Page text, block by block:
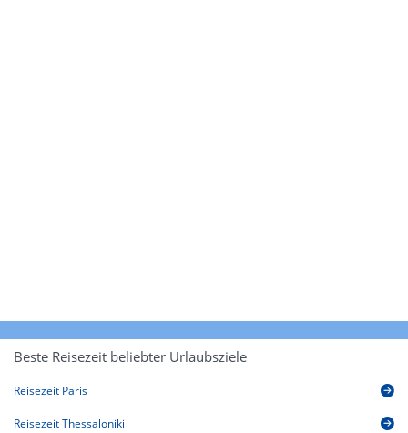
Beste Reisezeit beliebter Urlaubsziele
Reisezeit Paris
Reisezeit Thessaloniki